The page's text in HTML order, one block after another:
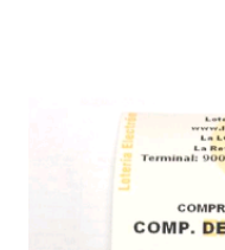
instantáneos”, indicó
López explicó que el
Estados Unidos y los
números ganadores del